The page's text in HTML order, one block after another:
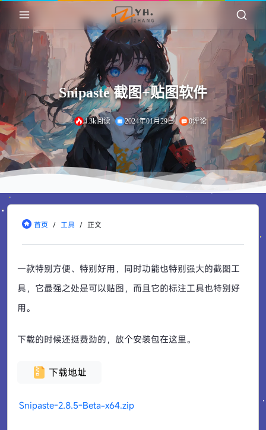
Snipaste 截图+贴图软件
4.3k阅读 2024年01月29日 0评论
首页 / 工具 / 正文
一款特别方便、特别好用，同时功能也特别强大的截图工
具，它最强之处是可以贴图，而且它的标注工具也特别好
用。
下载的时候还挺费劲的，放个安装包在这里。
下载地址
Snipaste-2.8.5-Beta-x64.zip